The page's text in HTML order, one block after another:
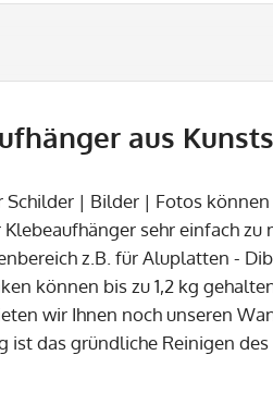
aus
Schilder | Bilder | Fotos
sehr einfach
z.B. für Aluplatten -
können bis zu 1,2 kg
wir Ihnen noch unseren
ist das gründliche Reinigen